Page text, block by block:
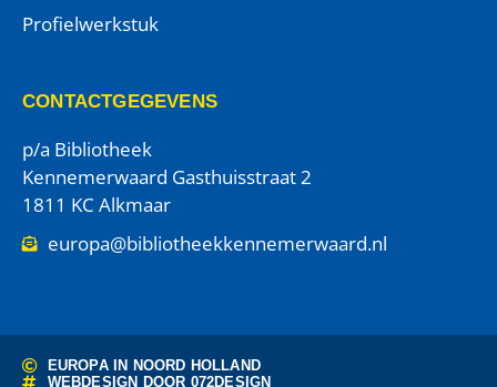
Profielwerkstuk
CONTACTGEGEVENS
p/a Bibliotheek
Kennemerwaard Gasthuisstraat 2
1811 KC Alkmaar
europa@bibliotheekkennemerwaard.nl
EUROPA IN NOORD HOLLAND
WEBDESIGN DOOR 072DESIGN